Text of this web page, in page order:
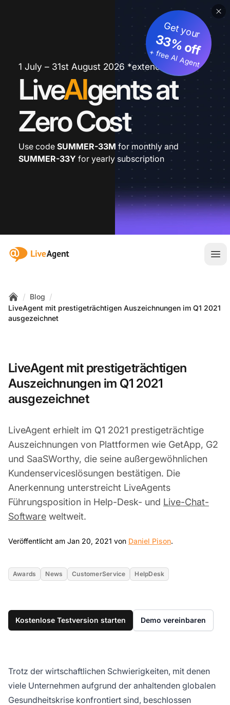
1 July – 31st August 2026 *extended
LiveAIgents at
Zero Cost
Get your
33% off
+ free AI Agent
Use code SUMMER-33M for monthly and
SUMMER-33Y for yearly subscription
:site.title
Home
/ Blog /
LiveAgent mit prestigeträchtigen Auszeichnungen im Q1 2021
ausgezeichnet
LiveAgent mit prestigeträchtigen
Auszeichnungen im Q1 2021
ausgezeichnet
LiveAgent erhielt im Q1 2021 prestigeträchtige
Auszeichnungen von Plattformen wie GetApp, G2
und SaaSWorthy, die seine außergewöhnlichen
Kundenserviceslösungen bestätigen. Die
Anerkennung unterstreicht LiveAgents
Führungsposition in Help-Desk- und Live-Chat-
Software weltweit.
Veröffentlicht am Jan 20, 2021 von Daniel Pison.
Awards News CustomerService HelpDesk
Kostenlose Testversion starten Demo vereinbaren
Trotz der wirtschaftlichen Schwierigkeiten, mit denen
viele Unternehmen aufgrund der anhaltenden globalen
Gesundheitskrise konfrontiert sind, beschlossen